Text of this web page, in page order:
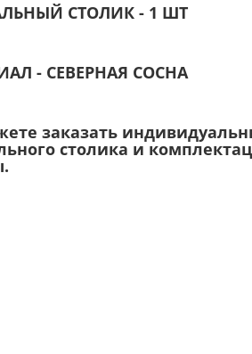
СТОЛИК - 1 ШТ
- СЕВЕРНАЯ СОСНА
заказать
столика и